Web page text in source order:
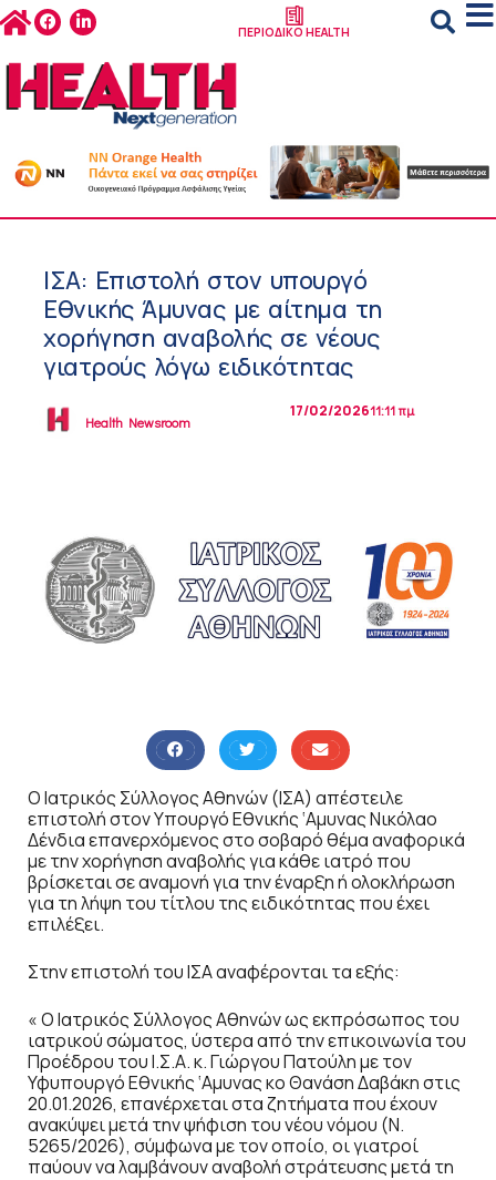
ΠΕΡΙΟΔΙΚΟ HEALTH
ΙΣΑ: Επιστολή στον υπουργό
Εθνικής Άμυνας με αίτημα τη
χορήγηση αναβολής σε νέους
γιατρούς λόγω ειδικότητας
Health Newsroom
17/02/202611:11 πμ
Ο Ιατρικός Σύλλογος Αθηνών (ΙΣΑ) απέστειλε
επιστολή στον Υπουργό Εθνικής ‘Αμυνας Νικόλαο
Δένδια επανερχόμενος στο σοβαρό θέμα αναφορικά
με την χορήγηση αναβολής για κάθε ιατρό που
βρίσκεται σε αναμονή για την έναρξη ή ολοκλήρωση
για τη λήψη του τίτλου της ειδικότητας που έχει
επιλέξει.
Στην επιστολή του ΙΣΑ αναφέρονται τα εξής:
« Ο Ιατρικός Σύλλογος Αθηνών ως εκπρόσωπος του
ιατρικού σώματος, ύστερα από την επικοινωνία του
Προέδρου του Ι.Σ.Α. κ. Γιώργου Πατούλη με τον
Υφυπουργό Εθνικής ‘Αμυνας κο Θανάση Δαβάκη στις
20.01.2026, επανέρχεται στα ζητήματα που έχουν
ανακύψει μετά την ψήφιση του νέου νόμου (Ν.
5265/2026), σύμφωνα με τον οποίο, οι γιατροί
παύουν να λαμβάνουν αναβολή στράτευσης μετά τη